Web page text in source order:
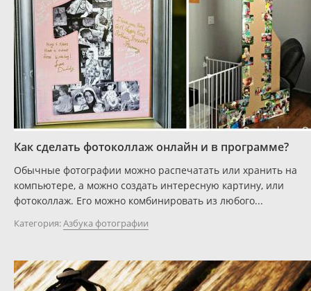
Как сделать фотоколлаж онлайн и в программе?
Обычные фотографии можно распечатать или хранить на
компьютере, а можно создать интересную картину, или
фотоколлаж. Его можно комбинировать из любого...
Категория:Азбука фотографии